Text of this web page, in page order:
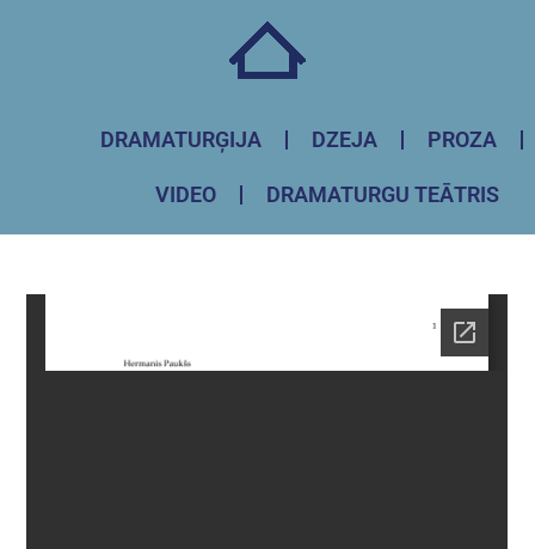
DRAMATURĢIJA DZEJA PROZA
VIDEO DRAMATURGU TEĀTRIS